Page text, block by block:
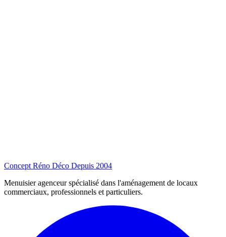
Concept Réno Déco Depuis 2004
Menuisier agenceur spécialisé dans l'aménagement de locaux
commerciaux, professionnels et particuliers.